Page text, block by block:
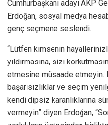
Cumhurbaşkanı adayı AKP
Erdoğan, sosyal medya
genç seçmene seslendi.
“Lütfen kimsenin
yıldırmasına, sizi
etmesine müsaade etmeyin.
başarısızlıklar ve seçim
kendi dipsiz karanlıklarına
vermeyin” diyen Erdoğan,